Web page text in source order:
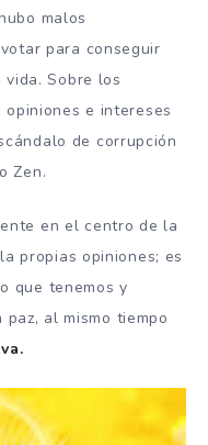
malos
para conseguir
Sobre los
e intereses
de corrupción
Zen.
en el centro de la
propias opiniones; es
que tenemos y
al mismo tiempo